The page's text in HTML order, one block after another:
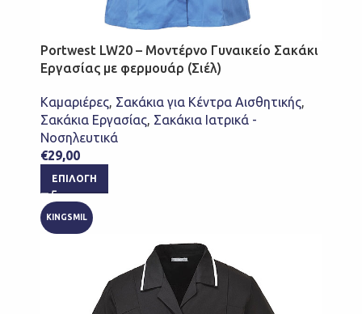
Portwest LW20 – Μοντέρνο Γυναικείο Σακάκι
Εργασίας με φερμουάρ (Σιέλ)
Καμαριέρες, Σακάκια για Κέντρα Αισθητικής,
Σακάκια Εργασίας, Σακάκια Ιατρικά -
Νοσηλευτικά
€29,00
ΕΠΙΛΟΓΉ
KINGSMIL